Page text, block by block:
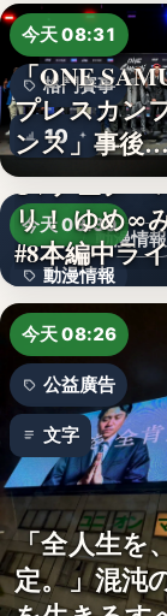
今天 08:31
格鬥賽事
10
「ONE
プレスカン
ンス」事後
動漫情報
今天 08:30
動漫情報
19,800円
TVアニメ「
リ！ ゆめ∞
#8本編中ラ
像…
今天 08:26
公益廣告
文字
「全人生を
定。」混沌